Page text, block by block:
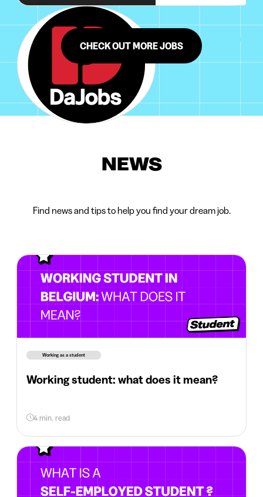
CHECK OUT MORE JOBS
NEWS
Find news and tips to help you find your dream job.
Working as a student
Working student: what does it mean?
4 min. read